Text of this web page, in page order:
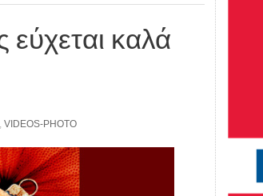
εύχεται καλά
, VIDEOS-PHOTO